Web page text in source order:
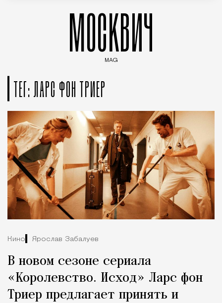
МОСКВИЧ
MAG
ТЕГ: ЛАРС ФОН ТРИЕР
Кино Ярослав Забалуев
В новом сезоне сериала
«Королевство. Исход» Ларс фон
Триер предлагает принять и